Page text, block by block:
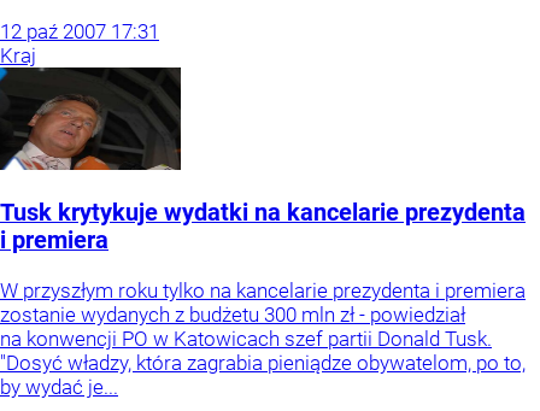
12 paź 2007 17:31
Kraj
Tusk krytykuje wydatki na kancelarie prezydenta
i premiera
W przyszłym roku tylko na kancelarie prezydenta i premiera
zostanie wydanych z budżetu 300 mln zł - powiedział
na konwencji PO w Katowicach szef partii Donald Tusk.
"Dosyć władzy, która zagrabia pieniądze obywatelom, po to,
by wydać je...